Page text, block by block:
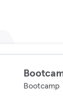
Bootcamp